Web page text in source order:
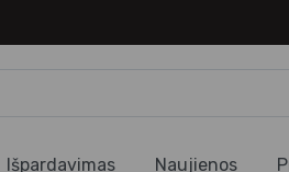
Išpardavimas Naujienos